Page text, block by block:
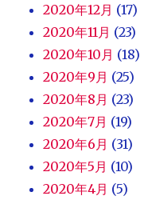
2020年12月 (17)
2020年11月 (23)
2020年10月 (18)
2020年9月 (25)
2020年8月 (23)
2020年7月 (19)
2020年6月 (31)
2020年5月 (10)
2020年4月 (5)